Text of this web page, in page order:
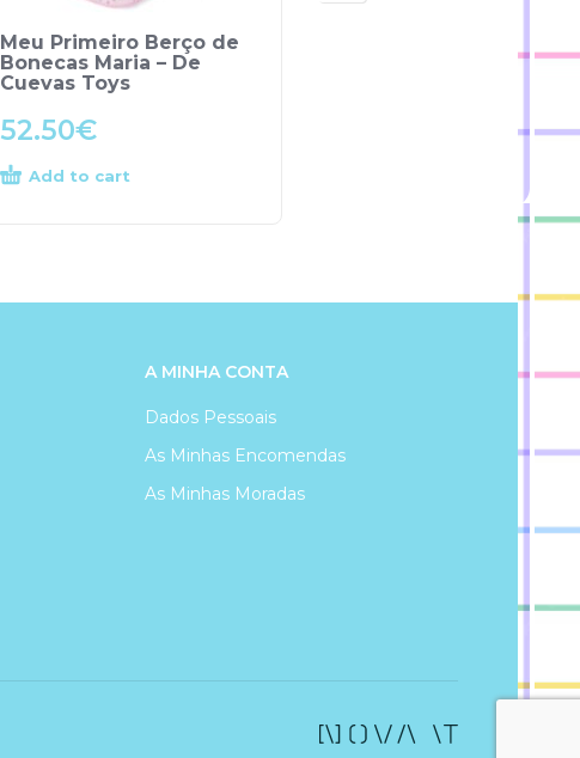
Meu Primeiro Berço de
Bonecas Maria – De
Cuevas Toys
52.50€
Add to cart
Edição Limitada –
A MINHA CONTA
Dados Pessoais
As Minhas Encomendas
As Minhas Moradas